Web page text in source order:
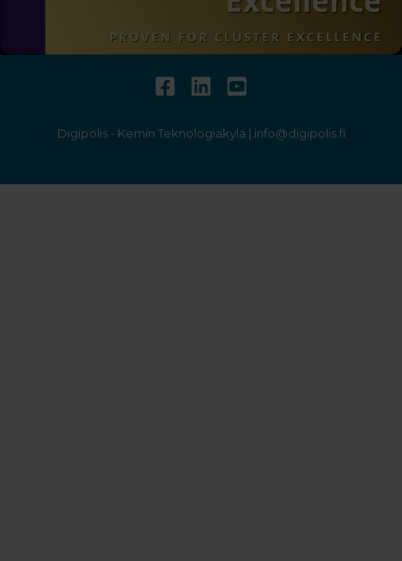
Digipolis - Kemin Teknologiakylä | info@digipolis.fi